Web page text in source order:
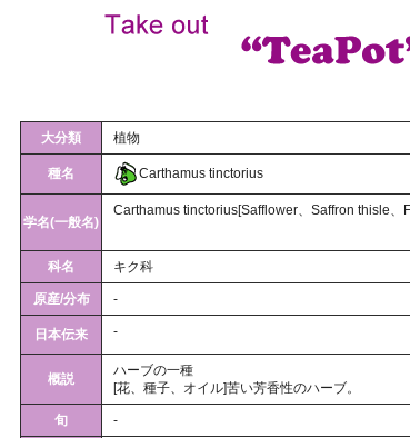
大分類 植物
種名 Carthamus tinctorius
学名(一般名)
Carthamus tinctorius[Safflower、Saffron thisle、
科名 キク科
原産/分布 -
日本伝来 -
概説
ハーブの一種
[花、種子、オイル]苦い芳香性のハーブ。
旬 -